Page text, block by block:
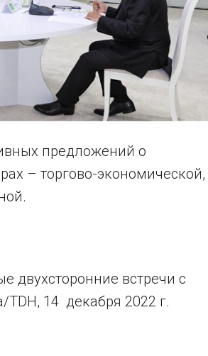
предложений о
– торгово-экономической,
двухсторонние встречи с
14 декабря 2022 г.